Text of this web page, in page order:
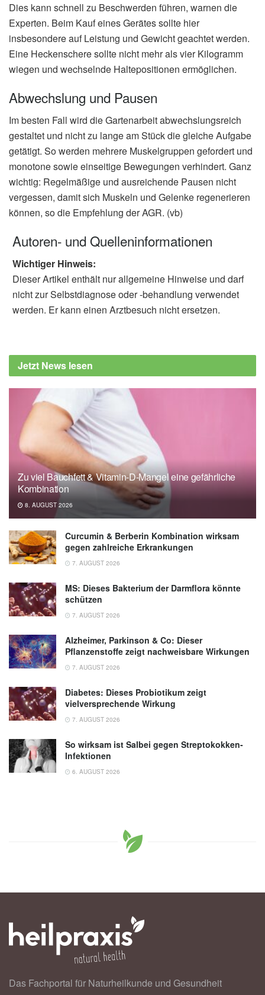
Dies kann schnell zu Beschwerden führen, warnen die
Experten. Beim Kauf eines Gerätes sollte hier
insbesondere auf Leistung und Gewicht geachtet werden.
Eine Heckenschere sollte nicht mehr als vier Kilogramm
wiegen und wechselnde Haltepositionen ermöglichen.
Abwechslung und Pausen
Im besten Fall wird die Gartenarbeit abwechslungsreich
gestaltet und nicht zu lange am Stück die gleiche Aufgabe
getätigt. So werden mehrere Muskelgruppen gefordert und
monotone sowie einseitige Bewegungen verhindert. Ganz
wichtig: Regelmäßige und ausreichende Pausen nicht
vergessen, damit sich Muskeln und Gelenke regenerieren
können, so die Empfehlung der AGR. (vb)
Autoren- und Quelleninformationen
Wichtiger Hinweis:
Dieser Artikel enthält nur allgemeine Hinweise und darf
nicht zur Selbstdiagnose oder -behandlung verwendet
werden. Er kann einen Arztbesuch nicht ersetzen.
Jetzt News lesen
Zu viel Bauchfett & Vitamin-D-Mangel eine gefährliche
Kombination
8. AUGUST 2026
Curcumin & Berberin Kombination wirksam
gegen zahlreiche Erkrankungen
7. AUGUST 2026
MS: Dieses Bakterium der Darmflora könnte
schützen
7. AUGUST 2026
Alzheimer, Parkinson & Co: Dieser
Pflanzenstoffe zeigt nachweisbare Wirkungen
7. AUGUST 2026
Diabetes: Dieses Probiotikum zeigt
vielversprechende Wirkung
7. AUGUST 2026
So wirksam ist Salbei gegen Streptokokken-
Infektionen
6. AUGUST 2026
Das Fachportal für Naturheilkunde und Gesundheit